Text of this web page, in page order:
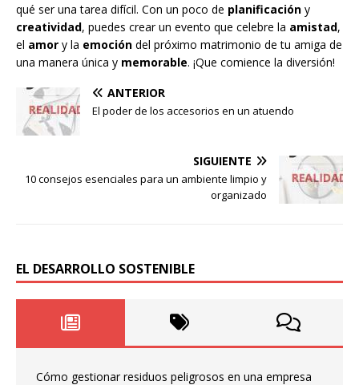
qué ser una tarea difícil. Con un poco de planificación y
creatividad, puedes crear un evento que celebre la amistad,
el amor y la emoción del próximo matrimonio de tu amiga de
una manera única y memorable. ¡Que comience la diversión!
ANTERIOR
El poder de los accesorios en un atuendo
SIGUIENTE
10 consejos esenciales para un ambiente limpio y
organizado
EL DESARROLLO SOSTENIBLE
Cómo gestionar residuos peligrosos en una empresa